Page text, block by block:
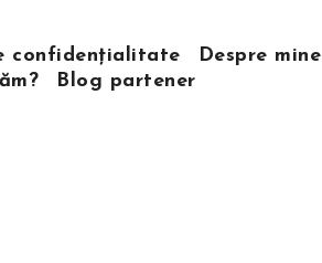
confidențialitate
Despre mine
Blog partener